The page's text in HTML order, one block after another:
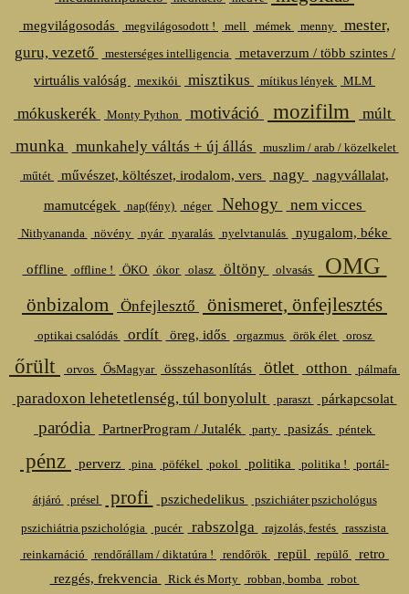
megvilágosodás megvilágosodott ! mell mémek menny
mester,
guru, vezető
mesterséges intelligencia
metaverzum / több szintes /
virtuális valóság
mexikói misztikus mítikus lények MLM
mókuskerék Monty Python motiváció mozifilm múlt
munka munkahely váltás + új állás muszlim / arab / közelkelet
műtét művészet, költészet, irodalom, vers nagy
nagyvállalat,
mamutcégek
nap(fény) néger Nehogy nem vicces
Nithyananda növény nyár nyaralás nyelvtanulás nyugalom, béke
offline offline ! ÖKO ókor olasz öltöny olvasás OMG
önbizalom Önfejlesztő önismeret, önfejlesztés
optikai csalódás ordít öreg, idős orgazmus örök élet orosz
őrült orvos ŐsMagyar összehasonlítás ötlet otthon pálmafa
paradoxon lehetetlenség, túl bonyolult paraszt párkapcsolat
paródia PartnerProgram / Jutalék party pasizás péntek
pénz perverz pina pöfékel pokol politika politika ! portál-
átjáró présel profi pszichedelikus pszichiáter pszichológus
pszichiátria pszichológia pucér rabszolga rajzolás, festés
rasszista
reinkarnáció
rendőrállam / diktatúra ! rendőrök repül repülő
retro
rezgés, frekvencia
Rick és Morty robban, bomba robot